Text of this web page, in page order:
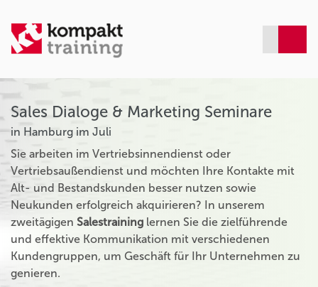
Sales Dialoge & Marketing Seminare
in Hamburg im Juli
Sie arbeiten im Vertriebsinnendienst oder
Vertriebsaußendienst und möchten Ihre Kontakte mit
Alt- und Bestandskunden besser nutzen sowie
Neukunden erfolgreich akquirieren? In unserem
zweitägigen Salestraining lernen Sie die zielführende
und effektive Kommunikation mit verschiedenen
Kundengruppen, um Geschäft für Ihr Unternehmen zu
genieren.